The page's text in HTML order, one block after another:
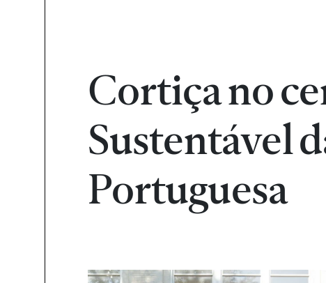
Cortiça no
Sustentável
Portuguesa